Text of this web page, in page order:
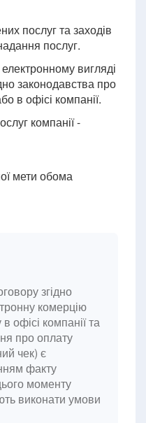
послуг та заходів
послуг.
вигляді
законодавства про
в офісі компанії.
компанії -
мети обома
згідно
комерцію
офісі компанії та
про оплату
чек) є
факту
моменту
виконати умови